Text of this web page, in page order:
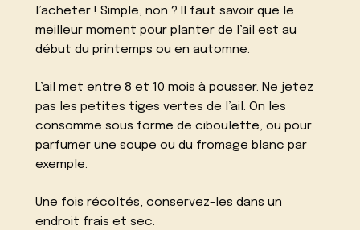
l’acheter ! Simple, non ? Il faut savoir que le
meilleur moment pour planter de l’ail est au
début du printemps ou en automne.
L’ail met entre 8 et 10 mois à pousser. Ne jetez
pas les petites tiges vertes de l’ail. On les
consomme sous forme de ciboulette, ou pour
parfumer une soupe ou du fromage blanc par
exemple.
Une fois récoltés, conservez-les dans un
endroit frais et sec.